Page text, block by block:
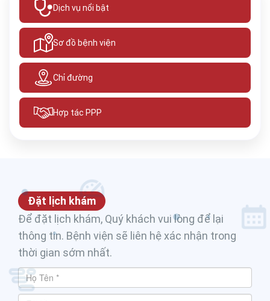
Dịch vụ nổi bật
Sơ đồ bệnh viện
Chỉ đường
Hợp tác PPP
Đặt lịch khám
Để đặt lịch khám, Quý khách vui lòng để lại
thông tin. Bệnh viện sẽ liên hệ xác nhận trong
thời gian sớm nhất.